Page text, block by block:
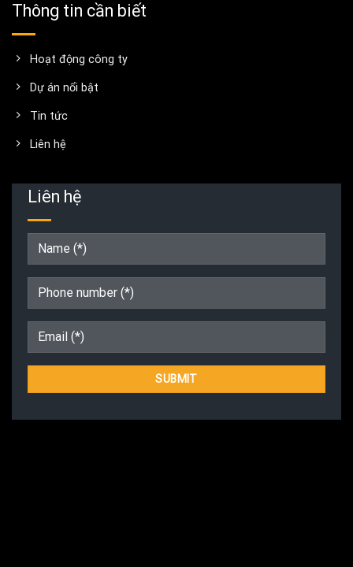
Thông tin cần biết
Hoạt động công ty
Dự án nổi bật
Tin tức
Liên hệ
Liên hệ